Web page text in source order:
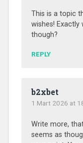
This is a topic
wishes!
though?
REPLY
b2xbet
1 Mart 2026 at
Write more,
seems as